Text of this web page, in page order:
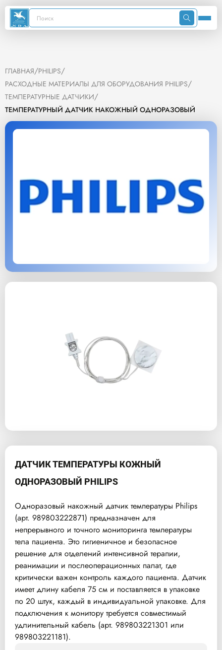
ГЛАВНАЯ/PHILIPS/
РАСХОДНЫЕ МАТЕРИАЛЫ ДЛЯ ОБОРУДОВАНИЯ PHILIPS/
ТЕМПЕРАТУРНЫЕ ДАТЧИКИ/
ТЕМПЕРАТУРНЫЙ ДАТЧИК НАКОЖНЫЙ ОДНОРАЗОВЫЙ
ДАТЧИК ТЕМПЕРАТУРЫ КОЖНЫЙ
ОДНОРАЗОВЫЙ PHILIPS
Одноразовый накожный датчик температуры Philips
(арт. 989803222871) предназначен для
непрерывного и точного мониторинга температуры
тела пациента. Это гигиеничное и безопасное
решение для отделений интенсивной терапии,
реанимации и послеоперационных палат, где
критически важен контроль каждого пациента. Датчик
имеет длину кабеля 75 см и поставляется в упаковке
по 20 штук, каждый в индивидуальной упаковке. Для
подключения к монитору требуется совместимый
удлинительный кабель (арт. 989803221301 или
989803221181).